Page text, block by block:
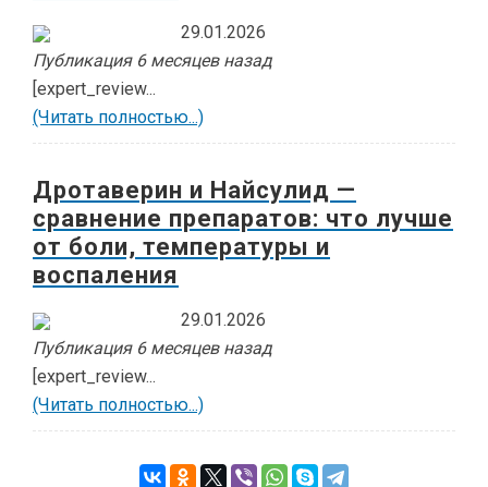
29.01.2026
Публикация 6 месяцев назад
[expert_review...
(Читать полностью...)
Дротаверин и Найсулид —
сравнение препаратов: что лучше
от боли, температуры и
воспаления
29.01.2026
Публикация 6 месяцев назад
[expert_review...
(Читать полностью...)